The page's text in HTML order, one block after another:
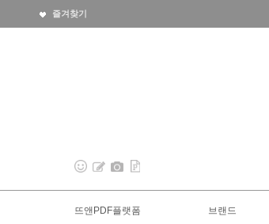
즐겨찾기
뜨앤PDF플랫폼 브랜드